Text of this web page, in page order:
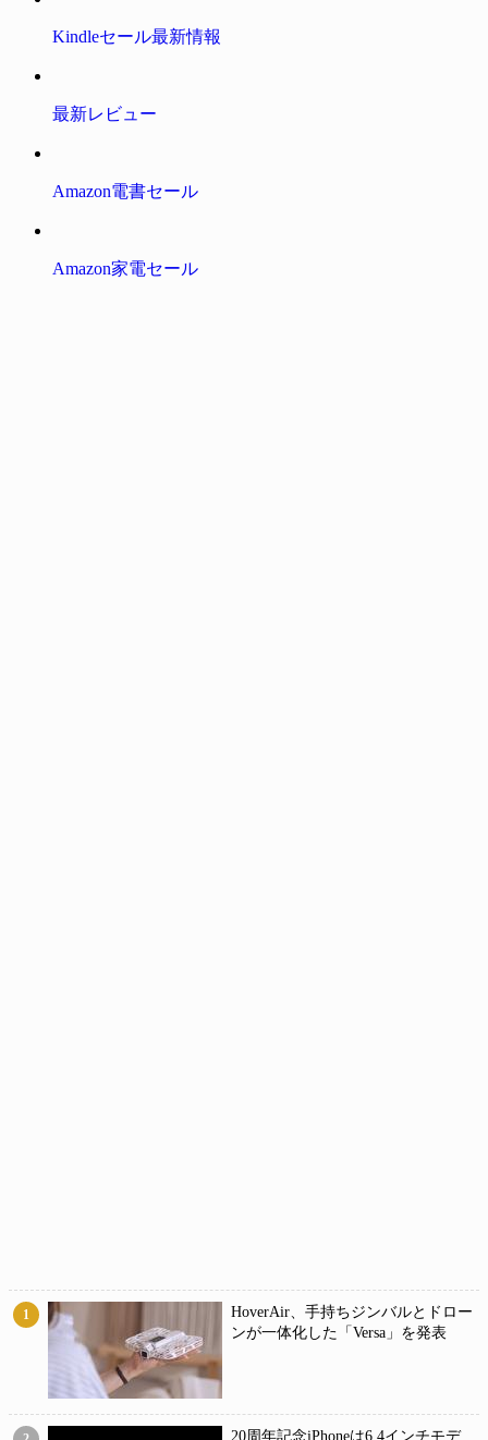
Kindleセール最新情報
最新レビュー
Amazon電書セール
Amazon家電セール
1
HoverAir、手持ちジンバルとドロー
ンが一体化した「Versa」を発表
20周年記念iPhoneは6.4インチモデ